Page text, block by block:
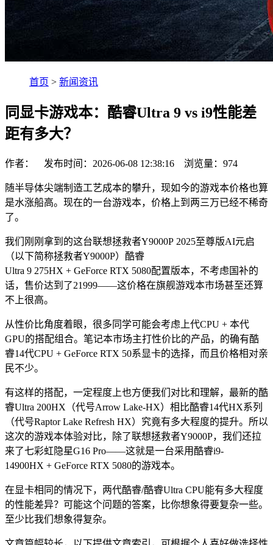
首页 > 新闻资讯
同显卡游戏本：酷睿Ultra 9 vs i9性能差
距有多大？
作者： 发布时间：2026-06-08 12:38:16 浏览量： 974
随半导体尖端制造工艺成本的攀升，现如今的游戏本价格也算
是水涨船高。现在的一台游戏本，价格上到两三万已经不稀奇
了。
我们刚刚拿到的这台联想拯救者Y9000P 2025至尊版AI元启
（以下简称拯救者Y9000P）酷睿
Ultra 9 275HX + GeForce RTX 5080配置版本，不考虑国补的
话，售价达到了21999——这价格在旗舰游戏本市场甚至还算
不上很高。
从性价比角度着眼，很多同学可能会考虑上代CPU + 本代
GPU的搭配组合。笔记本市场主打性价比的产品，的确有酷
睿14代CPU + GeForce RTX 50系显卡的选择，而且价格相对亲
民不少。
有这样的搭配，一定程度上也方便我们对比和理解，最新的酷
睿Ultra 200HX（代号Arrow Lake-HX）相比酷睿14代HX系列
（代号Raptor Lake Refresh HX）究竟有多大程度的提升。所以
这次的游戏本体验对比，除了联想拯救者Y9000P，我们还拉
来了七彩虹隐星G16 Pro——这就是一台采用酷睿i9-
14900HX + GeForce RTX 5080的游戏本。
在显卡相同的情况下，两代酷睿/酷睿Ultra CPU能有多大程度
的性能差异？可能这个问题的答案，比你想象得要复杂一些。
至少比我们想象得复杂。